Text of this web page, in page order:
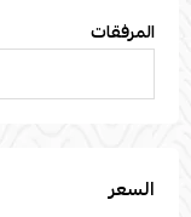
المرفقات
السعر